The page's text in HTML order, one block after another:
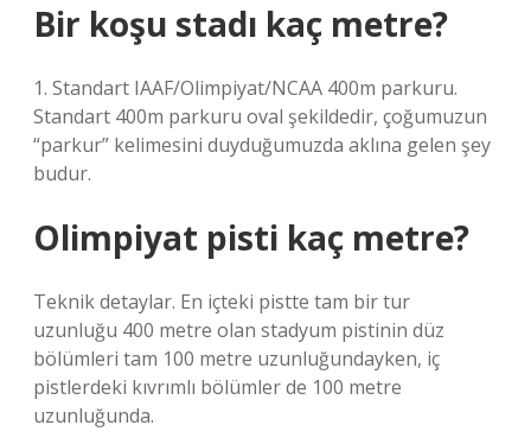
Bir koşu stadı kaç metre?
1. Standart IAAF/Olimpiyat/NCAA 400m parkuru.
Standart 400m parkuru oval şekildedir, çoğumuzun
“parkur” kelimesini duyduğumuzda aklına gelen şey
budur.
Olimpiyat pisti kaç metre?
Teknik detaylar. En içteki pistte tam bir tur
uzunluğu 400 metre olan stadyum pistinin düz
bölümleri tam 100 metre uzunluğundayken, iç
pistlerdeki kıvrımlı bölümler de 100 metre
uzunluğunda.